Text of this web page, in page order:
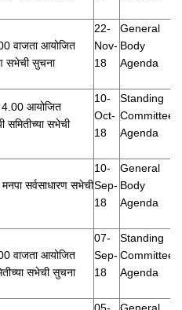
वाजता आयोजित
सभेची सुचना
22-
Nov-
18
General
Body
Agenda
4.00 आयोजित
समितीच्या सभेची
10-
Oct-
18
Standing
Committee
Agenda
सर्वसाधारण सभेची
10-
Sep-
18
General
Body
Agenda
वाजता आयोजित
सभेची सुचना
07-
Sep-
18
Standing
Committee
Agenda
05- General